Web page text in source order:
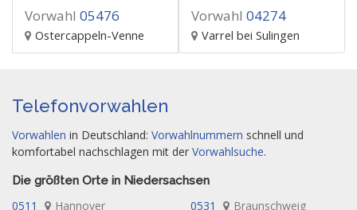
Vorwahl 05476
Ostercappeln-Venne
Vorwahl 04274
Varrel bei Sulingen
Telefonvorwahlen
Vorwahlen in Deutschland: Vorwahlnummern schnell und
komfortabel nachschlagen mit der Vorwahlsuche.
Die größten Orte in Niedersachsen
0511 Hannover 0531
Braunschweig